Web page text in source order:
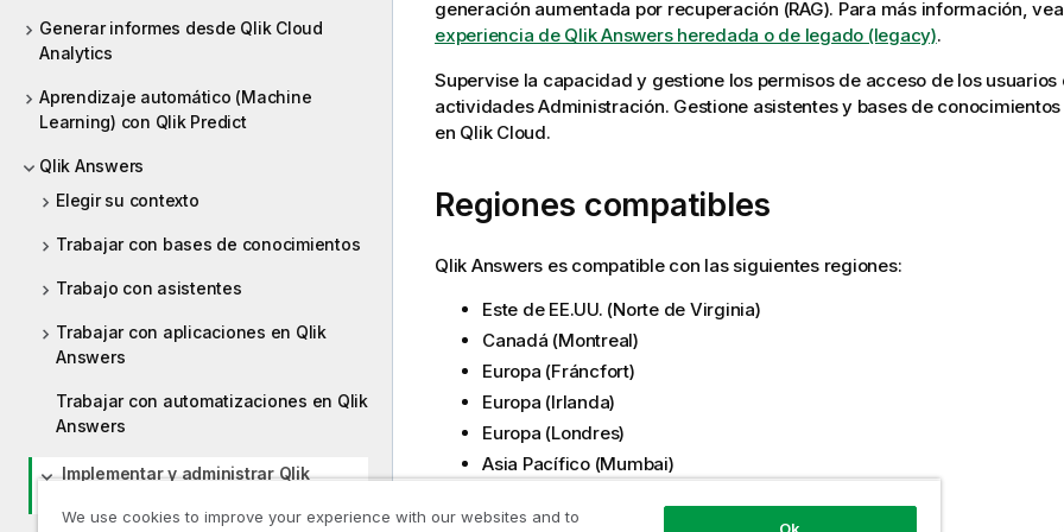
Generar informes desde Qlik Cloud
Analytics
Aprendizaje automático (Machine
Learning) con Qlik Predict
Qlik Answers
Elegir su contexto
Trabajar con bases de conocimientos
Trabajo con asistentes
Trabajar con aplicaciones en Qlik
Answers
Trabajar con automatizaciones en Qlik
Answers
Implementar y administrar Qlik
generación aumentada por recuperación (RAG). Para más información,
experiencia de Qlik Answers heredada o de legado (legacy).
Supervise la capacidad y gestione los permisos de acceso de los
actividadesAdministración. Gestione asistentes y bases de
en Qlik Cloud.
Regiones compatibles
Qlik Answers es compatible con las siguientes regiones:
Este de EE.UU. (Norte de Virginia)
Canadá (Montreal)
Europa (Fráncfort)
Europa (Irlanda)
Europa (Londres)
Asia Pacífico (Mumbai)
Asia-Pacífico (Sídney)
We use cookies to improve your experience with our websites and to